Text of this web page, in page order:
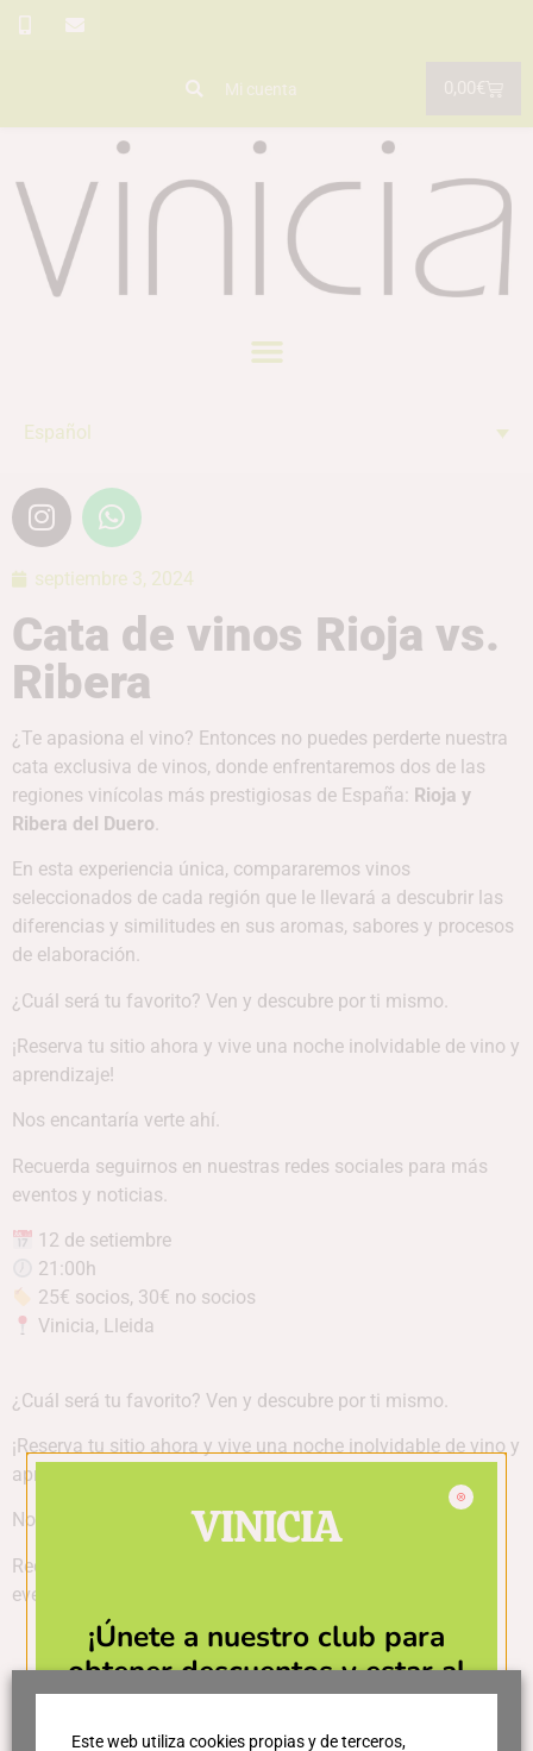
Mi cuenta
Español
septiembre 3, 2024
Cata de vinos Rioja vs.
Ribera
¿Te apasiona el vino? Entonces no puedes perderte nuestra
cata exclusiva de vinos, donde enfrentaremos dos de las
regiones vinícolas más prestigiosas de España: Rioja y
Ribera del Duero
En esta experiencia única, compararemos vinos
seleccionados de cada región que le llevará a descubrir las
diferencias y similitudes en sus aromas, sabores y procesos
de elaboración.
¿Cuál será tu favorito? Ven y descubre por ti mismo.
¡Reserva tu sitio ahora y vive una noche inolvidable de vino y
aprendizaje!
Nos encantaría verte ahí.
Recuerda seguirnos en nuestras redes sociales para más
eventos y noticias.
12 de setiembre
21:00h
25€ socios, 30€ no socios
Vinicia, Lleida
¿Cuál será tu favorito? Ven y descubre por ti mismo.
¡Reserva tu sitio ahora y vive una noche inolvidable de vino y
aprendizaje!
Nos encantaría verte ahí.
Recuerda seguirnos en nuestras redes sociales para más
eventos y noticias.
Este web utiliza cookies propias y de terceros,
VINICIA
¡Únete a nuestro club para
obtener descuentos y estar al
día de las últimas novedades!